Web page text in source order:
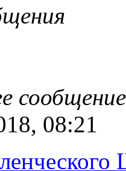
сообщение
08:21